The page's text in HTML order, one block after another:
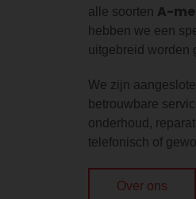
alle soorten A-
hebben we een
uitgebreid worden
We zijn
betrouwbare
onderhoud,
telefonisch of
Over ons